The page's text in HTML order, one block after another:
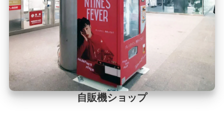
自販機ショップ